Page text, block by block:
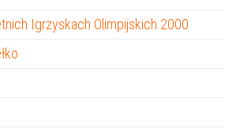
Igrzyskach Olimpijskich 2000